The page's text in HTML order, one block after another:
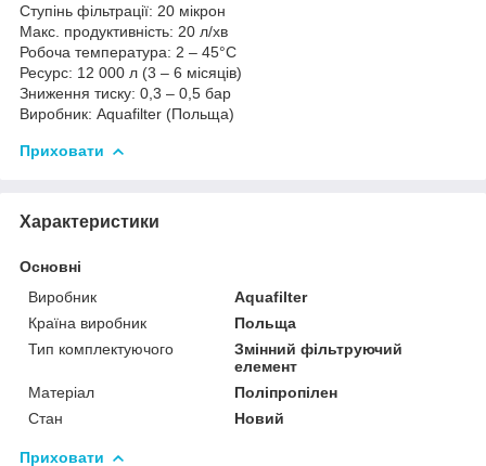
Ступінь фільтрації: 20 мікрон
Макс. продуктивність: 20 л/хв
Робоча температура: 2 – 45°C
Ресурс: 12 000 л (3 – 6 місяців)
Зниження тиску: 0,3 – 0,5 бар
Виробник: Aquafilter (Польща)
Приховати
Характеристики
Основні
Виробник
Aquafilter
Країна виробник
Польща
Тип комплектуючого
Змінний фільтруючий
елемент
Матеріал
Поліпропілен
Стан
Новий
Приховати